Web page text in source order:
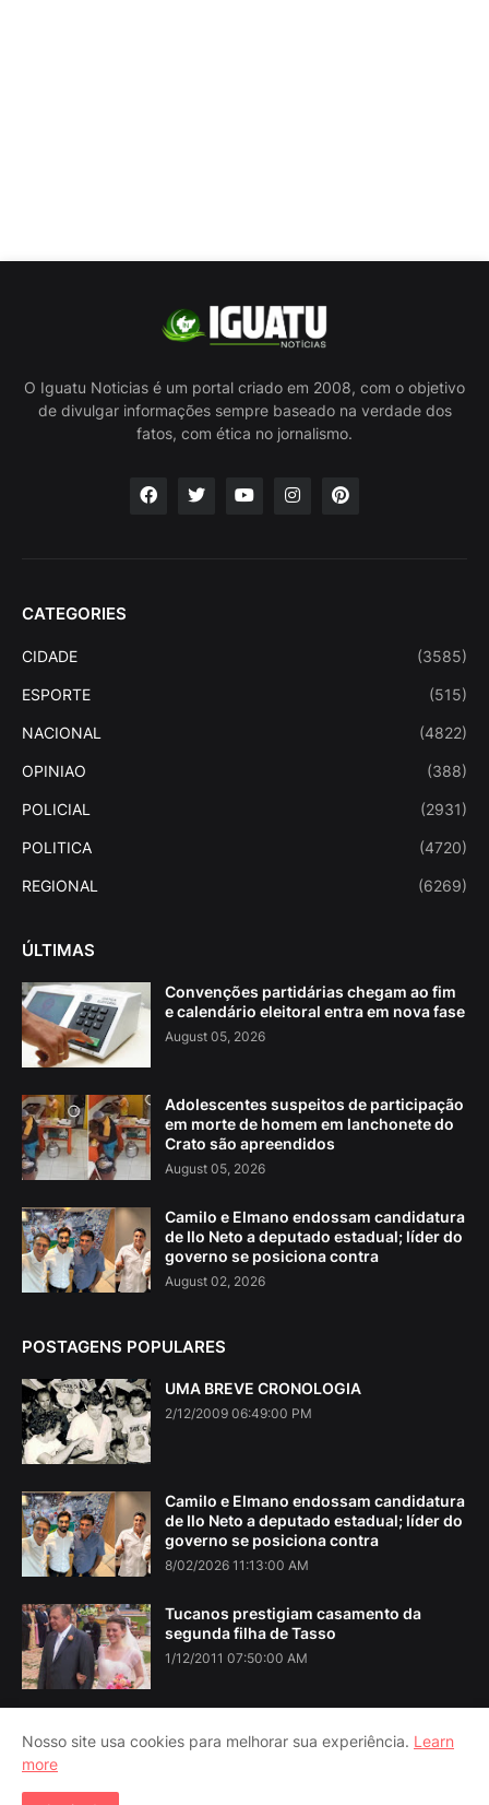
O Iguatu Noticias é um portal criado em 2008, com o objetivo
de divulgar informações sempre baseado na verdade dos
fatos, com ética no jornalismo.
CATEGORIES
CIDADE (3585)
ESPORTE (515)
NACIONAL (4822)
OPINIAO (388)
POLICIAL (2931)
POLITICA (4720)
REGIONAL (6269)
ÚLTIMAS
Convenções partidárias chegam ao fim
e calendário eleitoral entra em nova fase
August 05, 2026
Adolescentes suspeitos de participação
em morte de homem em lanchonete do
Crato são apreendidos
August 05, 2026
Camilo e Elmano endossam candidatura
de Ilo Neto a deputado estadual; líder do
governo se posiciona contra
August 02, 2026
POSTAGENS POPULARES
UMA BREVE CRONOLOGIA
2/12/2009 06:49:00 PM
Camilo e Elmano endossam candidatura
de Ilo Neto a deputado estadual; líder do
governo se posiciona contra
8/02/2026 11:13:00 AM
Tucanos prestigiam casamento da
segunda filha de Tasso
1/12/2011 07:50:00 AM
Nosso site usa cookies para melhorar sua experiência. Learn
more